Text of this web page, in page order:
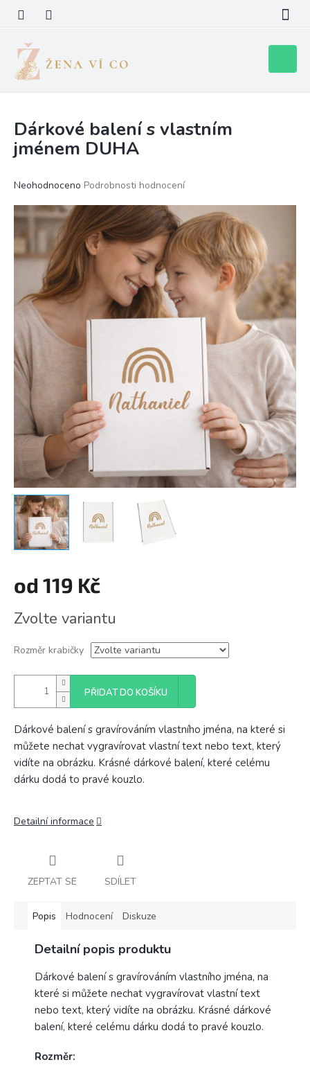
obsah
košík
Dárkové balení s vlastním
jménem DUHA
Průměrné
produktu
0,0
z
5
hvězdiček.
Neohodnoceno Podrobnosti hodnocení
od 119 Kč
cena:
Zvolte variantu
Rozměr krabičky
PŘIDAT DO KOŠÍKU
Dárkové balení s gravírováním vlastního jména, na které si
můžete nechat vygravírovat vlastní text nebo text, který
vidíte na obrázku. Krásné dárkové balení, které celému
dárku dodá to pravé kouzlo.
Detailní informace
ZEPTAT SE SDÍLET
Popis Hodnocení Diskuze
Detailní popis produktu
Dárkové balení s gravírováním vlastního jména, na
které si můžete nechat vygravírovat vlastní text
nebo text, který vidíte na obrázku. Krásné dárkové
balení, které celému dárku dodá to pravé kouzlo.
Rozměr: